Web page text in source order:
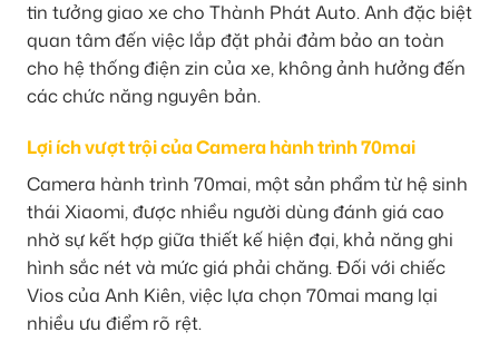
tin tưởng giao xe cho Thành Phát Auto. Anh đặc biệt
quan tâm đến việc lắp đặt phải đảm bảo an toàn
cho hệ thống điện zin của xe, không ảnh hưởng đến
các chức năng nguyên bản.
Lợi ích vượt trội của Camera hành trình 70mai
Camera hành trình 70mai, một sản phẩm từ hệ sinh
thái Xiaomi, được nhiều người dùng đánh giá cao
nhờ sự kết hợp giữa thiết kế hiện đại, khả năng ghi
hình sắc nét và mức giá phải chăng. Đối với chiếc
Vios của Anh Kiên, việc lựa chọn 70mai mang lại
nhiều ưu điểm rõ rệt.